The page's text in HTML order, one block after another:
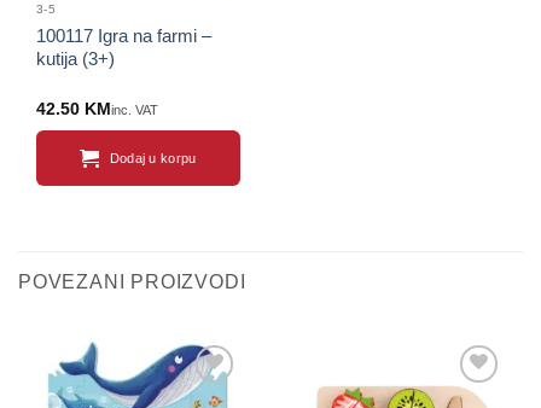
3-5
100117 Igra na farmi –
kutija (3+)
42.50 KM inc. VAT
Dodaj u korpu
POVEZANI PROIZVODI
Sačuvaj
Sačuvaj